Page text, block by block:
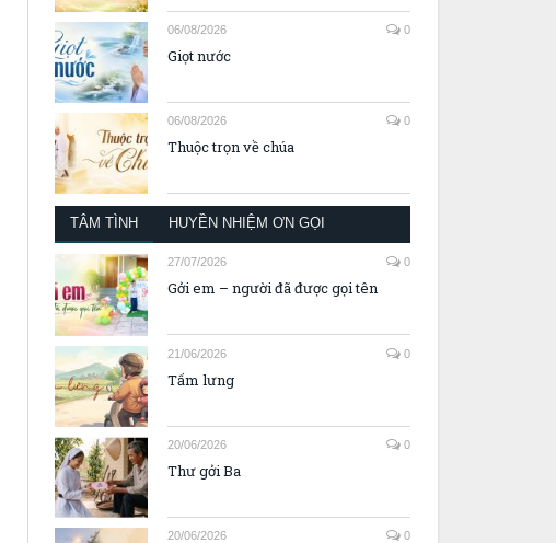
06/08/2026 0
Giọt nước
06/08/2026 0
Thuộc trọn về chúa
TÂM TÌNH HUYỀN NHIỆM ƠN GỌI
27/07/2026 0
Gởi em – người đã được gọi tên
21/06/2026 0
Tấm lưng
20/06/2026 0
Thư gởi Ba
20/06/2026 0